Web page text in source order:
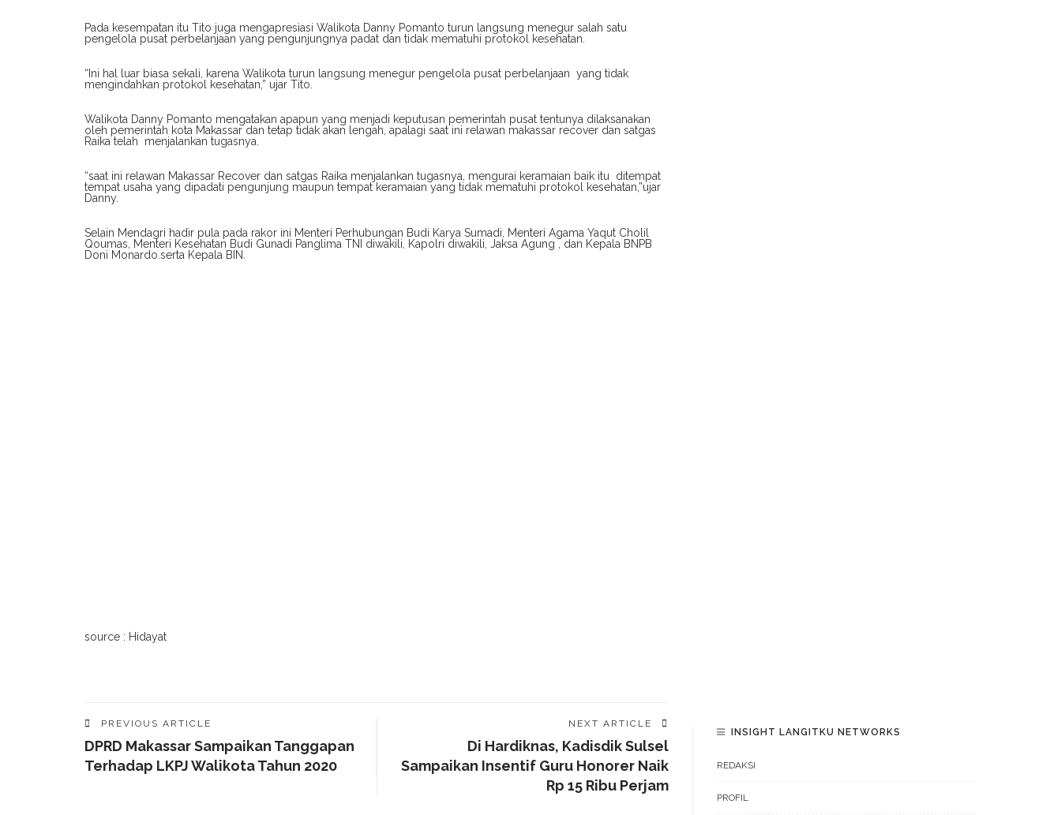
Pada kesempatan itu Tito juga mengapresiasi Walikota Danny Pomanto turun langsung menegur salah satu
pengelola pusat perbelanjaan yang pengunjungnya padat dan tidak mematuhi protokol kesehatan.
“Ini hal luar biasa sekali, karena Walikota turun langsung menegur pengelola pusat perbelanjaan yang tidak
mengindahkan protokol kesehatan,” ujar Tito.
Walikota Danny Pomanto mengatakan apapun yang menjadi keputusan pemerintah pusat tentunya dilaksanakan
oleh pemerintah kota Makassar dan tetap tidak akan lengah, apalagi saat ini relawan makassar recover dan satgas
Raika telah menjalankan tugasnya.
“saat ini relawan Makassar Recover dan satgas Raika menjalankan tugasnya, mengurai keramaian baik itu ditempat
tempat usaha yang dipadati pengunjung maupun tempat keramaian yang tidak mematuhi protokol kesehatan,”ujar
Danny.
Selain Mendagri hadir pula pada rakor ini Menteri Perhubungan Budi Karya Sumadi, Menteri Agama Yaqut Cholil
Qoumas, Menteri Kesehatan Budi Gunadi Panglima TNI diwakili, Kapolri diwakili, Jaksa Agung , dan Kepala BNPB
Doni Monardo.serta Kepala BIN.
source : Hidayat
PREVIOUS ARTICLE
DPRD Makassar Sampaikan Tanggapan
Terhadap LKPJ Walikota Tahun 2020
NEXT ARTICLE
Di Hardiknas, Kadisdik Sulsel
Sampaikan Insentif Guru Honorer Naik
Rp 15 Ribu Perjam
INSIGHT LANGITKU NETWORKS
REDAKSI
PROFIL